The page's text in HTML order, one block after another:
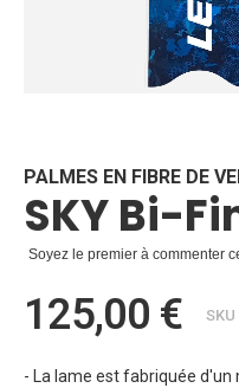
beginning
of
the
images
PALMES EN FIBRE DE
SKY Bi-
Soyez le premier à commenter
125,00 € SKU
- La lame est fabriquée